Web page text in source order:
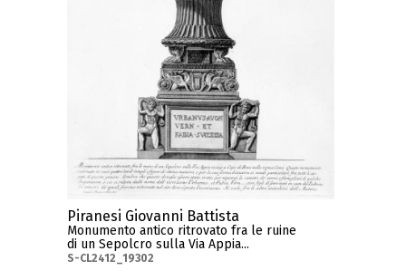
Piranesi Giovanni Battista
Monumento antico ritrovato fra le ruine
di un Sepolcro sulla Via Appia...
S-CL2412_19302